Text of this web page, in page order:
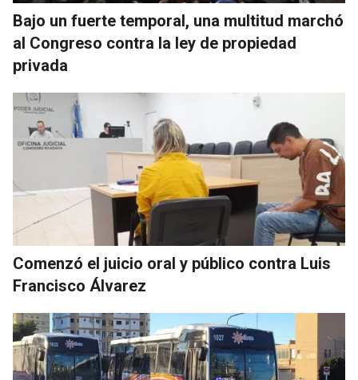
Bajo un fuerte temporal, una multitud marchó
al Congreso contra la ley de propiedad
privada
Comenzó el juicio oral y público contra Luis
Francisco Álvarez